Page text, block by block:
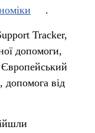
.
Tracker,
допомоги,
від